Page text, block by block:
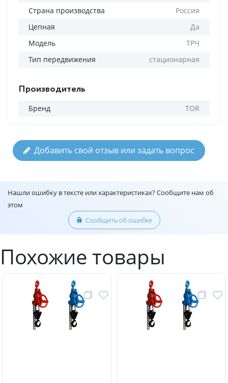
Страна производства
Россия
Цепная
Да
Модель
ТРЧ
Тип передвижения
стационарная
Производитель
Бренд TOR
Добавить свой отзыв или задать вопрос
Нашли ошибку в тексте или характеристиках? Сообщите нам об
этом
Сообщить об ошибке
Похожие товары